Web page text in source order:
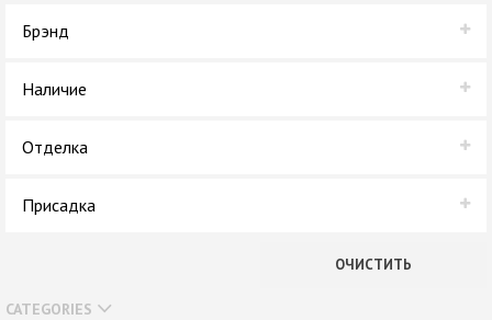
Брэнд
Наличие
Отделка
Присадка
ОЧИСТИТЬ
CATEGORIES